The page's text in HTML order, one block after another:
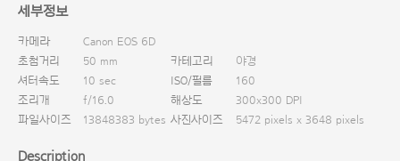
세부정보
카메라
Canon EOS 6D
초첨거리
50 mm 카테고리
야경
셔터속도
10 sec ISO/필름
160
조리개
f/16.0 해상도
300x300 DPI
파일사이즈
13848383 bytes 사진사이즈 5472 pixels x 3648 pixels
Description